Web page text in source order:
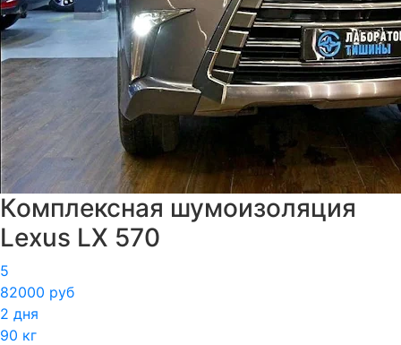
Комплексная шумоизоляция
Lexus LX 570
5
82000 руб
2 дня
90 кг